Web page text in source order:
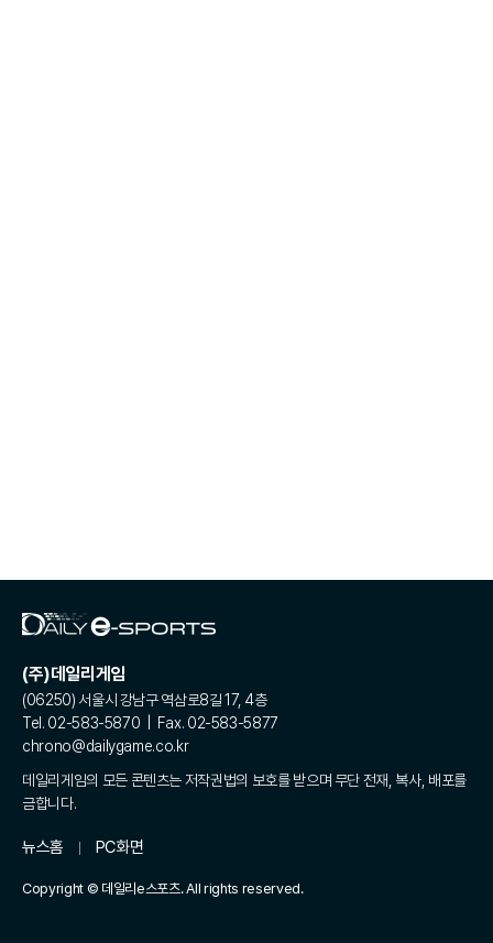
(주)데일리게임
(06250) 서울시 강남구 역삼로8길 17, 4층
Tel. 02-583-5870 | Fax. 02-583-5877
chrono@dailygame.co.kr
데일리게임의 모든 콘텐츠는 저작권법의 보호를 받으며 무단 전재, 복사, 배포를
금합니다.
뉴스홈 PC화면
Copyright © 데일리e스포츠. All rights reserved.